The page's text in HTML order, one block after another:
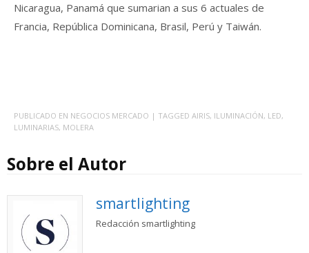
Nicaragua, Panamá que sumarian a sus 6 actuales de
Francia, República Dominicana, Brasil, Perú y Taiwán.
PUBLICADO EN NEGOCIOS MERCADO | TAGGED AIRIS, ILUMINACIÓN, LED,
LUMINARIAS, MOLERA
Sobre el Autor
smartlighting
Redacción smartlighting